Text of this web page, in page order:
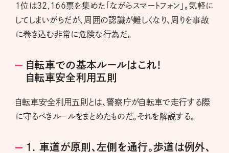
１位は32,166票を集めた「ながらスマートフォン」。気軽に
してしまいがちだが、周囲の認識が難しくなり、周りを事故
に巻き込む非常に危険な行為だ。
自転車での基本ルールはこれ！
自転車安全利用五則
自転車安全利用五則とは、警察庁が自転車で走行する際
に守るべきルールをまとめたものだ。それを解説する。
1. 車道が原則、左側を通行。歩道は例外、